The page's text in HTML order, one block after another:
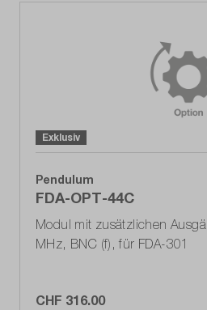
Exklusiv
Pendulum
FDA-OPT-44C
Modul mit zusätzlichen
MHz, BNC (f), für FDA-301
CHF 316.00